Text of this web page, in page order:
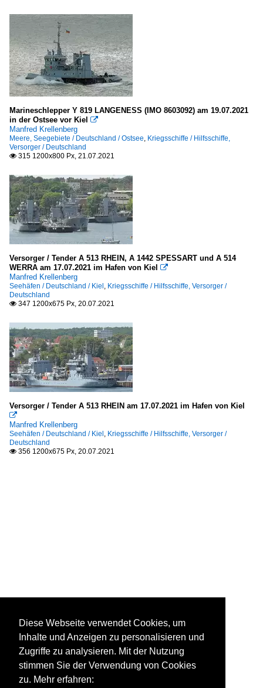
Marineschlepper Y 819 LANGENESS (IMO 8603092) am 19.07.2021
in der Ostsee vor Kiel

Manfred Krellenberg
Meere, Seegebiete / Deutschland / Ostsee, Kriegsschiffe / Hilfsschiffe,
Versorger / Deutschland
 315 1200x800 Px, 21.07.2021
Versorger / Tender A 513 RHEIN, A 1442 SPESSART und A 514
WERRA am 17.07.2021 im Hafen von Kiel

Manfred Krellenberg
Seehäfen / Deutschland / Kiel, Kriegsschiffe / Hilfsschiffe, Versorger /
Deutschland
 347 1200x675 Px, 20.07.2021
Versorger / Tender A 513 RHEIN am 17.07.2021 im Hafen von Kiel

Manfred Krellenberg
Seehäfen / Deutschland / Kiel, Kriegsschiffe / Hilfsschiffe, Versorger /
Deutschland
 356 1200x675 Px, 20.07.2021
Diese Webseite verwendet Cookies, um
Inhalte und Anzeigen zu personalisieren und
Zugriffe zu analysieren. Mit der Nutzung
stimmen Sie der Verwendung von Cookies
zu. Mehr erfahren: